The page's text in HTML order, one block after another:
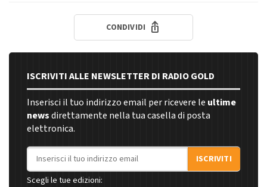
CONDIVIDI
ISCRIVITI ALLE NEWSLETTER DI RADIO GOLD
Inserisci il tuo indirizzo email per ricevere le ultime
newsdirettamente nella tua casella di posta
elettronica.
Indirizzo email
ISCRIVITI
Scegli le tue edizioni: